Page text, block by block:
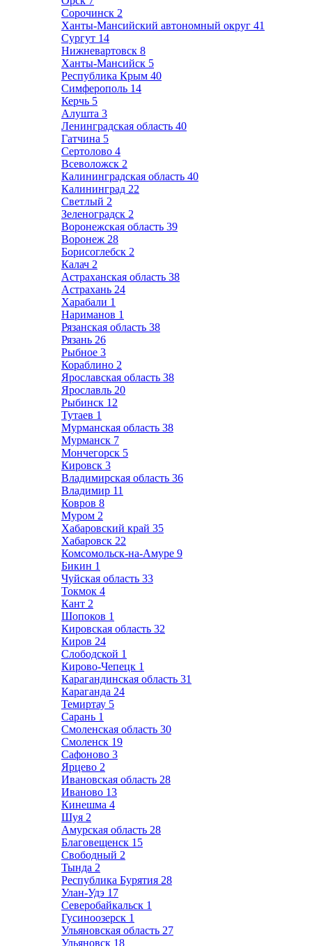
Сорочинск 2
Ханты-Мансийский автономный округ 41
Сургут 14
Нижневартовск 8
Ханты-Мансийск 5
Республика Крым 40
Симферополь 14
Керчь 5
Алушта 3
Ленинградская область 40
Гатчина 5
Сертолово 4
Всеволожск 2
Калининградская область 40
Калининград 22
Светлый 2
Зеленоградск 2
Воронежская область 39
Воронеж 28
Борисоглебск 2
Калач 2
Астраханская область 38
Астрахань 24
Харабали 1
Нариманов 1
Рязанская область 38
Рязань 26
Рыбное 3
Кораблино 2
Ярославская область 38
Ярославль 20
Рыбинск 12
Тутаев 1
Мурманская область 38
Мурманск 7
Мончегорск 5
Кировск 3
Владимирская область 36
Владимир 11
Ковров 8
Муром 2
Хабаровский край 35
Хабаровск 22
Комсомольск-на-Амуре 9
Бикин 1
Чуйская область 33
Токмок 4
Кант 2
Шопоков 1
Кировская область 32
Киров 24
Слободской 1
Кирово-Чепецк 1
Карагандинская область 31
Караганда 24
Темиртау 5
Сарань 1
Смоленская область 30
Смоленск 19
Сафоново 3
Ярцево 2
Ивановская область 28
Иваново 13
Кинешма 4
Шуя 2
Амурская область 28
Благовещенск 15
Свободный 2
Тында 2
Республика Бурятия 28
Улан-Удэ 17
Северобайкальск 1
Гусиноозерск 1
Ульяновская область 27
Ульяновск 18